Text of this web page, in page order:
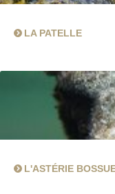
LA PATELLE
L'ASTÉRIE